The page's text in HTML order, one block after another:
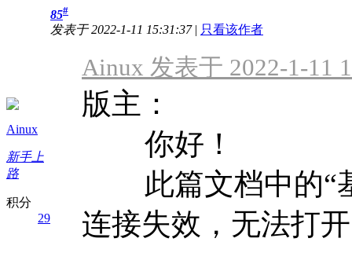
Ainux
新手上
路
积分
29
85#
发表于 2022-1-11 15:31:37 | 只看该作者
Ainux 发表于 2022-1-11
版主：
你好！
此篇文档中的“
连接失效，无法打